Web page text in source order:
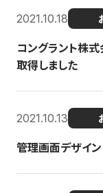
2021.10.18
コングラント株
取得しました
2021.10.13
管理画面デザイ